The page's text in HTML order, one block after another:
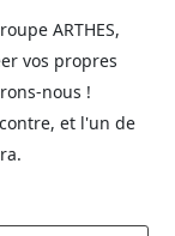
ARTHES,
vos propres
nous !
et l'un de